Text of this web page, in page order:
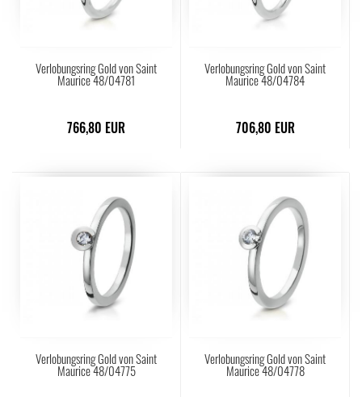
Verlobungsring Gold von Saint
Maurice 48/04781
766,80 EUR
Verlobungsring Gold von Saint
Maurice 48/04784
706,80 EUR
Verlobungsring Gold von Saint
Maurice 48/04775
Verlobungsring Gold von Saint
Maurice 48/04778